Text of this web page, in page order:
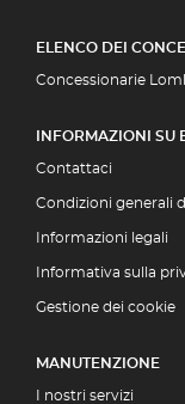
ELENCO DEI
Concessionarie
INFORMAZIONI SU
Contattaci
Condizioni generali
Informazioni legali
Informativa sulla
Gestione dei cookie
MANUTENZIONE
I nostri servizi